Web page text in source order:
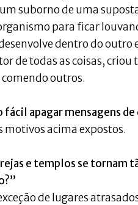
suborno de uma
para ficar
dentro do
de todas as coisas,
outros.
fácil apagar mensagens
motivos acima expostos.
e templos se tornam
de lugares